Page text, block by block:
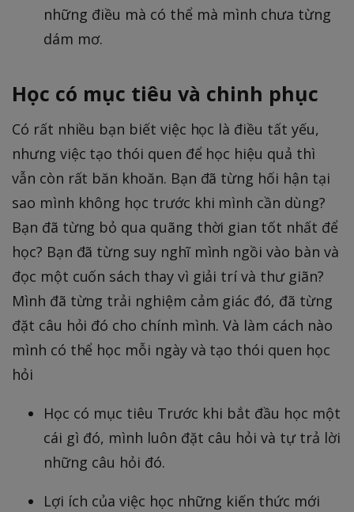
những điều mà có thể mà mình chưa từng
dám mơ.
Học có mục tiêu và chinh phục
Có rất nhiều bạn biết việc học là điều tất yếu,
nhưng việc tạo thói quen để học hiệu quả thì
vẫn còn rất băn khoăn. Bạn đã từng hối hận tại
sao mình không học trước khi mình cần dùng?
Bạn đã từng bỏ qua quãng thời gian tốt nhất để
học? Bạn đã từng suy nghĩ mình ngồi vào bàn và
đọc một cuốn sách thay vì giải trí và thư giãn?
Mình đã từng trải nghiệm cảm giác đó, đã từng
đặt câu hỏi đó cho chính mình. Và làm cách nào
mình có thể học mỗi ngày và tạo thói quen học
hỏi
Học có mục tiêu Trước khi bắt đầu học một
cái gì đó, mình luôn đặt câu hỏi và tự trả lời
những câu hỏi đó.
Lợi ích của việc học những kiến thức mới